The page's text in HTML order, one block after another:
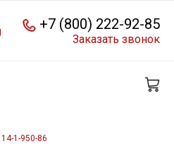
+7 (800) 222-92-85
Заказать звонок
1-950-86